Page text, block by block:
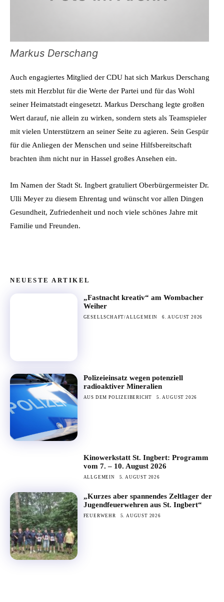
Markus Derschang
Auch engagiertes Mitglied der CDU hat sich Markus Derschang
stets mit Herzblut für die Werte der Partei und für das Wohl
seiner Heimatstadt eingesetzt. Markus Derschang legte großen
Wert darauf, nie allein zu wirken, sondern stets als Teamspieler
mit vielen Unterstützern an seiner Seite zu agieren. Sein Gespür
für die Anliegen der Menschen und seine Hilfsbereitschaft
brachten ihm nicht nur in Hassel großes Ansehen ein.
Im Namen der Stadt St. Ingbert gratuliert Oberbürgermeister Dr.
Ulli Meyer zu diesem Ehrentag und wünscht vor allen Dingen
Gesundheit, Zufriedenheit und noch viele schönes Jahre mit
Familie und Freunden.
NEUESTE ARTIKEL
„Fastnacht kreativ“ am Wombacher
Weiher
GESELLSCHAFT/ALLGEMEIN 6. AUGUST 2026
Polizeieinsatz wegen potenziell
radioaktiver Mineralien
AUS DEM POLIZEIBERICHT 5. AUGUST 2026
Kinowerkstatt St. Ingbert: Programm
vom 7. – 10. August 2026
ALLGEMEIN 5. AUGUST 2026
„Kurzes aber spannendes Zeltlager der
Jugendfeuerwehren aus St. Ingbert“
FEUERWEHR 5. AUGUST 2026